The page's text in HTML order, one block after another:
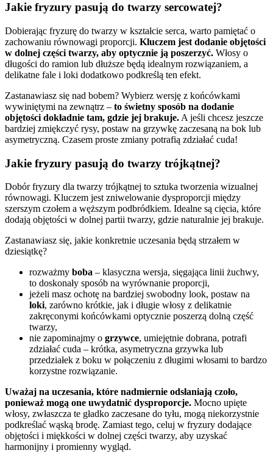
Jakie fryzury pasują do twarzy sercowatej?
Dobierając fryzurę do twarzy w kształcie serca, warto pamiętać o
zachowaniu równowagi proporcji. Kluczem jest dodanie objętości
w dolnej części twarzy, aby optycznie ją poszerzyć. Włosy o
długości do ramion lub dłuższe będą idealnym rozwiązaniem, a
delikatne fale i loki dodatkowo podkreślą ten efekt.
Zastanawiasz się nad bobem? Wybierz wersję z końcówkami
wywiniętymi na zewnątrz – to świetny sposób na dodanie
objętości dokładnie tam, gdzie jej brakuje. A jeśli chcesz jeszcze
bardziej zmiękczyć rysy, postaw na grzywkę zaczesaną na bok lub
asymetryczną. Czasem proste zmiany potrafią zdziałać cuda!
Jakie fryzury pasują do twarzy trójkątnej?
Dobór fryzury dla twarzy trójkątnej to sztuka tworzenia wizualnej
równowagi. Kluczem jest zniwelowanie dysproporcji między
szerszym czołem a węższym podbródkiem. Idealne są cięcia, które
dodają objętości w dolnej partii twarzy, gdzie naturalnie jej brakuje.
Zastanawiasz się, jakie konkretnie uczesania będą strzałem w
dziesiątkę?
rozważmy boba – klasyczna wersja, sięgająca linii żuchwy,
to doskonały sposób na wyrównanie proporcji,
jeżeli masz ochotę na bardziej swobodny look, postaw na
loki, zarówno krótkie, jak i długie włosy z delikatnie
zakręconymi końcówkami optycznie poszerzą dolną część
twarzy,
nie zapominajmy o grzywce, umiejętnie dobrana, potrafi
zdziałać cuda – krótka, asymetryczna grzywka lub
przedziałek z boku w połączeniu z długimi włosami to bardzo
korzystne rozwiązanie.
Uważaj na uczesania, które nadmiernie odsłaniają czoło,
ponieważ mogą one uwydatnić dysproporcje. Mocno upięte
włosy, zwłaszcza te gładko zaczesane do tyłu, mogą niekorzystnie
podkreślać wąską brodę. Zamiast tego, celuj w fryzury dodające
objętości i miękkości w dolnej części twarzy, aby uzyskać
harmonijny i promienny wygląd.